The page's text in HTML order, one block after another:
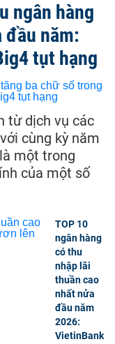
ngân hàng
đầu năm:
tụt hạng
từ dịch vụ các
cùng kỳ năm
một trong
của một số
TOP 10
ngân hàng
có thu
nhập lãi
thuần cao
nhất nửa
đầu năm
2026:
VietinBank